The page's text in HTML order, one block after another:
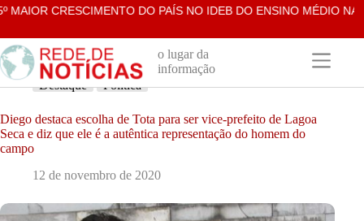
Pular
o
conteúdo
CRESCIMENTO DO PAÍS NO IDEB DO ENSINO MÉDIO NA
o lugar da
informação
Destaque
Política
Diego destaca escolha de Tota para ser vice-prefeito de Lagoa
Seca e diz que ele é a autêntica representação do homem do
campo
12 de novembro de 2020